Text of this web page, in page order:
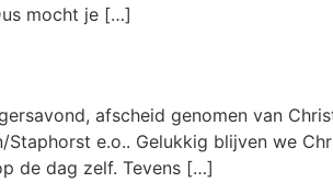
mocht je […]
afscheid genomen van
Staphorst e.o.. Gelukkig blijven we
de dag zelf. Tevens […]